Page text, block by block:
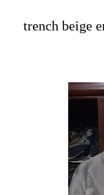
trench beige